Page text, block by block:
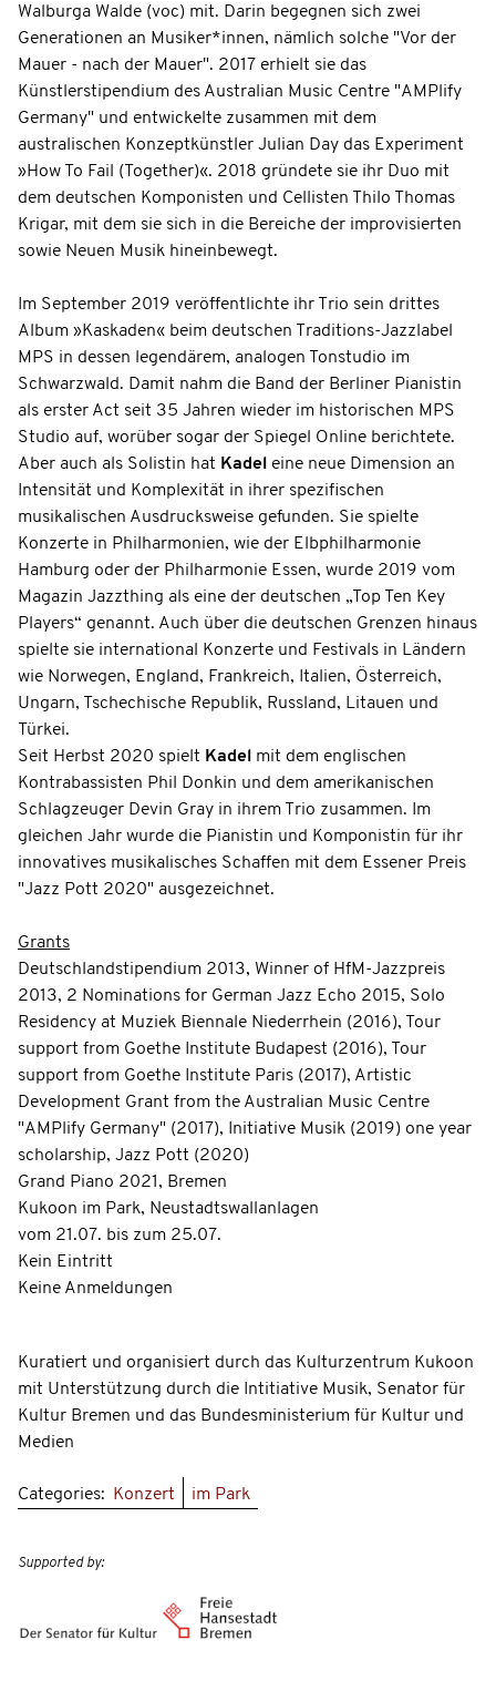
Walburga Walde (voc) mit. Darin begegnen sich zwei
Generationen an Musiker*innen, nämlich solche "Vor der
Mauer - nach der Mauer". 2017 erhielt sie das
Künstlerstipendium des Australian Music Centre "AMPlify
Germany" und entwickelte zusammen mit dem
australischen Konzeptkünstler Julian Day das Experiment
»How To Fail (Together)«. 2018 gründete sie ihr Duo mit
dem deutschen Komponisten und Cellisten Thilo Thomas
Krigar, mit dem sie sich in die Bereiche der improvisierten
sowie Neuen Musik hineinbewegt.
Im September 2019 veröffentlichte ihr Trio sein drittes
Album »Kaskaden« beim deutschen Traditions-Jazzlabel
MPS in dessen legendärem, analogen Tonstudio im
Schwarzwald. Damit nahm die Band der Berliner Pianistin
als erster Act seit 35 Jahren wieder im historischen MPS
Studio auf, worüber sogar der Spiegel Online berichtete.
Aber auch als Solistin hat Kadel eine neue Dimension an
Intensität und Komplexität in ihrer spezifischen
musikalischen Ausdrucksweise gefunden. Sie spielte
Konzerte in Philharmonien, wie der Elbphilharmonie
Hamburg oder der Philharmonie Essen, wurde 2019 vom
Magazin Jazzthing als eine der deutschen „Top Ten Key
Players“ genannt. Auch über die deutschen Grenzen hinaus
spielte sie international Konzerte und Festivals in Ländern
wie Norwegen, England, Frankreich, Italien, Österreich,
Ungarn, Tschechische Republik, Russland, Litauen und
Türkei.
Seit Herbst 2020 spielt Kadel mit dem englischen
Kontrabassisten Phil Donkin und dem amerikanischen
Schlagzeuger Devin Gray in ihrem Trio zusammen. Im
gleichen Jahr wurde die Pianistin und Komponistin für ihr
innovatives musikalisches Schaffen mit dem Essener Preis
"Jazz Pott 2020" ausgezeichnet.
Grants
Deutschlandstipendium 2013, Winner of HfM-Jazzpreis
2013, 2 Nominations for German Jazz Echo 2015, Solo
Residency at Muziek Biennale Niederrhein (2016), Tour
support from Goethe Institute Budapest (2016), Tour
support from Goethe Institute Paris (2017), Artistic
Development Grant from the Australian Music Centre
"AMPlify Germany" (2017), Initiative Musik (2019) one year
scholarship, Jazz Pott (2020)
Grand Piano 2021, Bremen
Kukoon im Park, Neustadtswallanlagen
vom 21.07. bis zum 25.07.
Kein Eintritt
Keine Anmeldungen
Kuratiert und organisiert durch das Kulturzentrum Kukoon
mit Unterstützung durch die Intitiative Musik, Senator für
Kultur Bremen und das Bundesministerium für Kultur und
Medien
Categories: Konzert im Park
Supported by: